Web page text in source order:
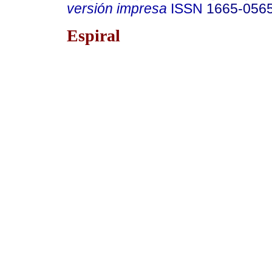
versión impresa ISSN 1665-
Espiral